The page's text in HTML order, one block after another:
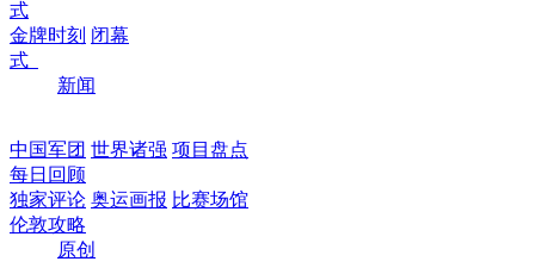
式
金牌时刻 闭幕
式
新闻
中国军团 世界诸强 项目盘点
每日回顾
独家评论 奥运画报 比赛场馆
伦敦攻略
原创